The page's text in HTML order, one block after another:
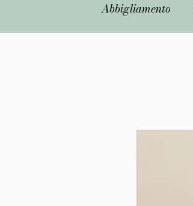
Abbigliamento